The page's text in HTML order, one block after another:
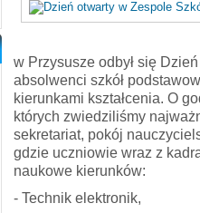
w Przysusze odbył się
absolwenci szkół
kierunkami kształcenia. O
których zwiedziliśmy
sekretariat, pokój
gdzie uczniowie wraz z
naukowe kierunków:
- Technik elektronik,